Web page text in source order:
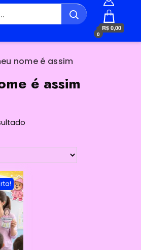
0
R$ 0,00
nome é assim
é assim